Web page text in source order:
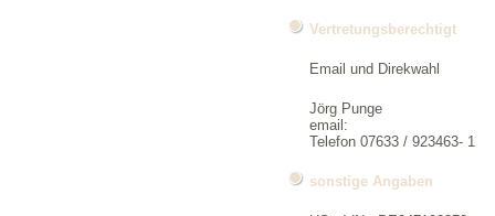
Vertretungsberechtigt
Email und Direkwahl
Jörg Punge
email:
Telefon 07633 / 923463- 1
sonstige Angaben